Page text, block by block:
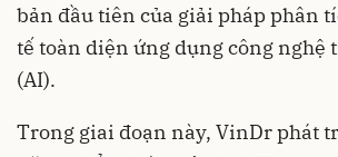
bản đầu tiên của giải pháp phân
tế toàn diện ứng dụng công nghệ
(AI).
Trong giai đoạn này, VinDr phát